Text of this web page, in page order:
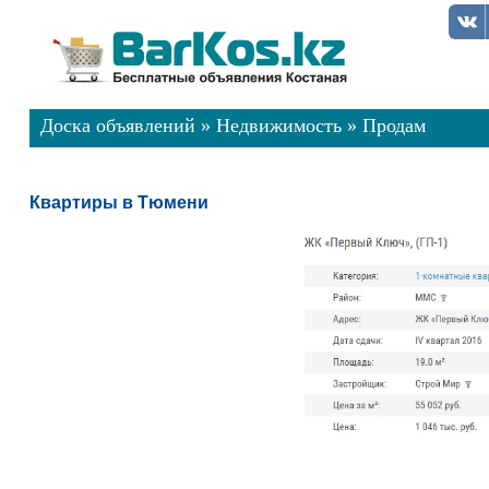
Доска объявлений » Недвижимость» Продам
Квартиры в Тюмени